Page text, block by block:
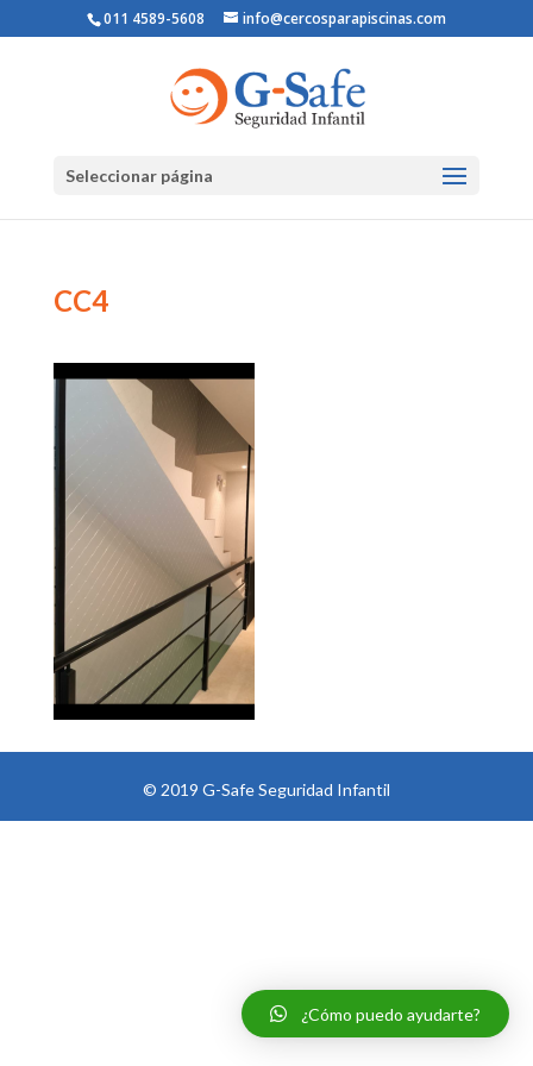
011 4589-5608 info@cercosparapiscinas.com
Seleccionar página
CC4
© 2019 G-Safe Seguridad Infantil
¿Cómo puedo ayudarte?